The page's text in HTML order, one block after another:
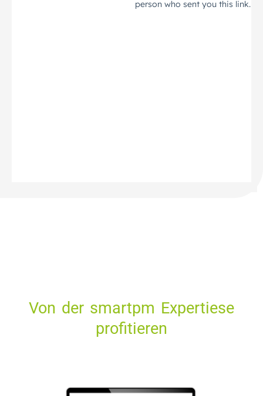
Von der smartpm Expertiese
profitieren